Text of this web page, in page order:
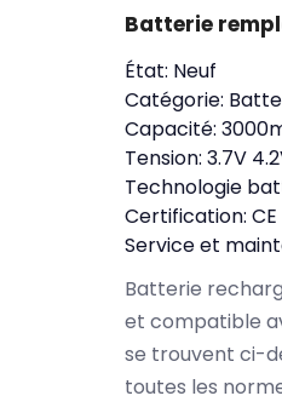
Batterie
État: Neuf
Catégorie:
Capacité:
Tension: 3.7V
Technologie
Certification: CE
Service et
Batterie
et compatible
se trouvent ci-
toutes les